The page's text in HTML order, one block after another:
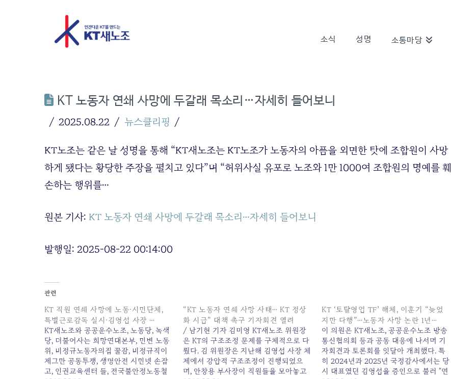
소식 성명 소통마당
KT 노동자 연쇄 사망에 두갈래 목소리…자세히 들어보니
2025.08.22 뉴스클리핑
KT노조는 같은 날 성명을 통해 “KT새노조는 KT노조가 노동자의 아픔을 외면한 탓에 조합원이 사망
하게 됐다는 황당한 주장을 펼치고 있다”며 “허위사실 유포로 노조와 1만 1000여 조합원의 명예를 훼
손하는 행위를…
원본 기사: KT 노동자 연쇄 사망에 두갈래 목소리…자세히 들어보니
발행일: 2025-08-22 00:14:00
관련
KT 직원 연쇄 사망에 노동·시민단체,
특별근로감독 실시·김영섭 사장 …
KT새노조와 공공운수노조, 노동당, 녹색
당, 더불어사는 희망연대본부, 민변 노동
위, 비정규노동자의집 꿀잠, 비정규직이
제그만 공동투쟁, 생명안전 시민넷 손잡
고, 인권교육센터 들, 전국불안정노동철
“KT 노동자 연쇄 사망 사태… KT 정상
화 시급” 대책 촉구 기자회견 열려
/ 남기현 기자 김미영 KT새노조 위원장
은 KT의 구조조정 문제를 구체적으로 다
뤘다. 김 위원장은 지난해 김영섭 사장 체
제에서 강압적 구조조정이 진행되었으
며, 안창용 부사장이 직원들을 모아놓고
KT ‘토탈영업 TF’ 해체, 이훈기 “늦었
지만 다행”…노동자 사망 논란 1년…
이 의원은 KT새노조, 공공운수노조 방송
통신협의회 등과 공동 대응에 나서며 기
자회견과 토론회를 잇달아 개최했다. 특
히 2024년과 2025년 국정감사에서는 당
시 대표였던 김영섭을 증인으로 불러 "연